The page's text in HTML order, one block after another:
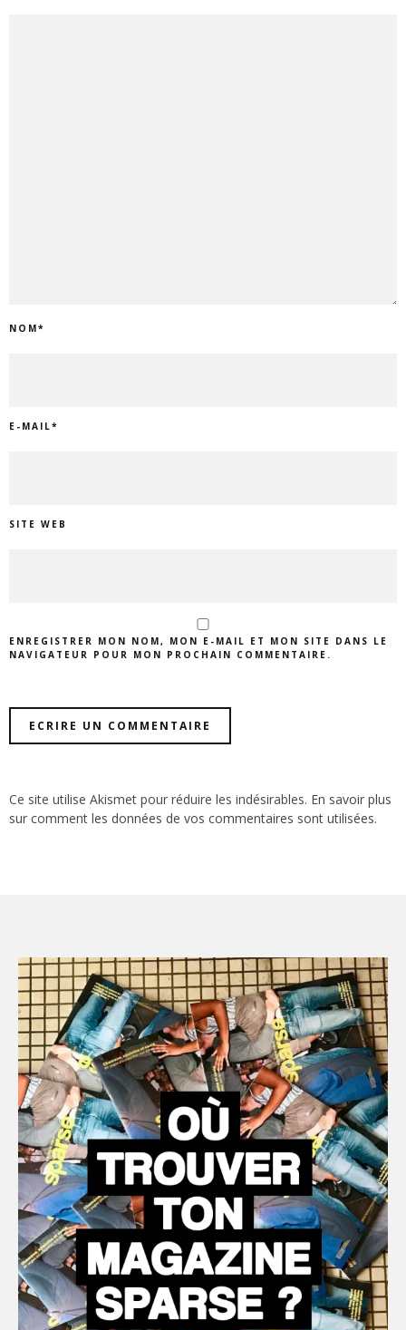
NOM*
E-MAIL*
SITE WEB
ENREGISTRER MON NOM, MON E-MAIL ET MON SITE DANS LE
NAVIGATEUR POUR MON PROCHAIN COMMENTAIRE.
Ce site utilise Akismet pour réduire les indésirables. En savoir plus
sur comment les données de vos commentaires sont utilisées.